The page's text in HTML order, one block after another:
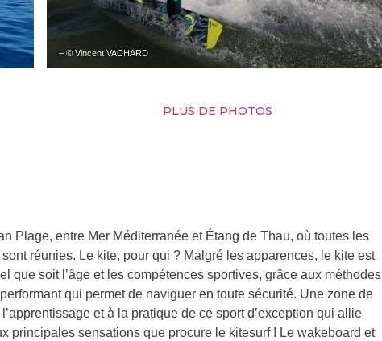
– © Vincent VACHARD
PLUS DE PHOTOS
Plage, entre Mer Méditerranée et Étang de Thau, où toutes les
réunies. Le kite, pour qui ? Malgré les apparences, le kite est
que soit l’âge et les compétences sportives, grâce aux méthodes
qui permet de naviguer en toute sécurité. Une zone de
et à la pratique de ce sport d’exception qui allie
principales sensations que procure le kitesurf ! Le wakeboard et